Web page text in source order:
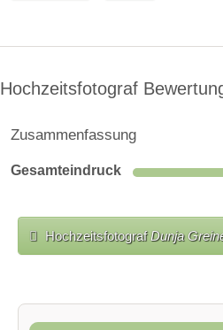
Hochzeitsfotograf
Zusammenfassung
Gesamteindruck
HochzeitsfotografDunja